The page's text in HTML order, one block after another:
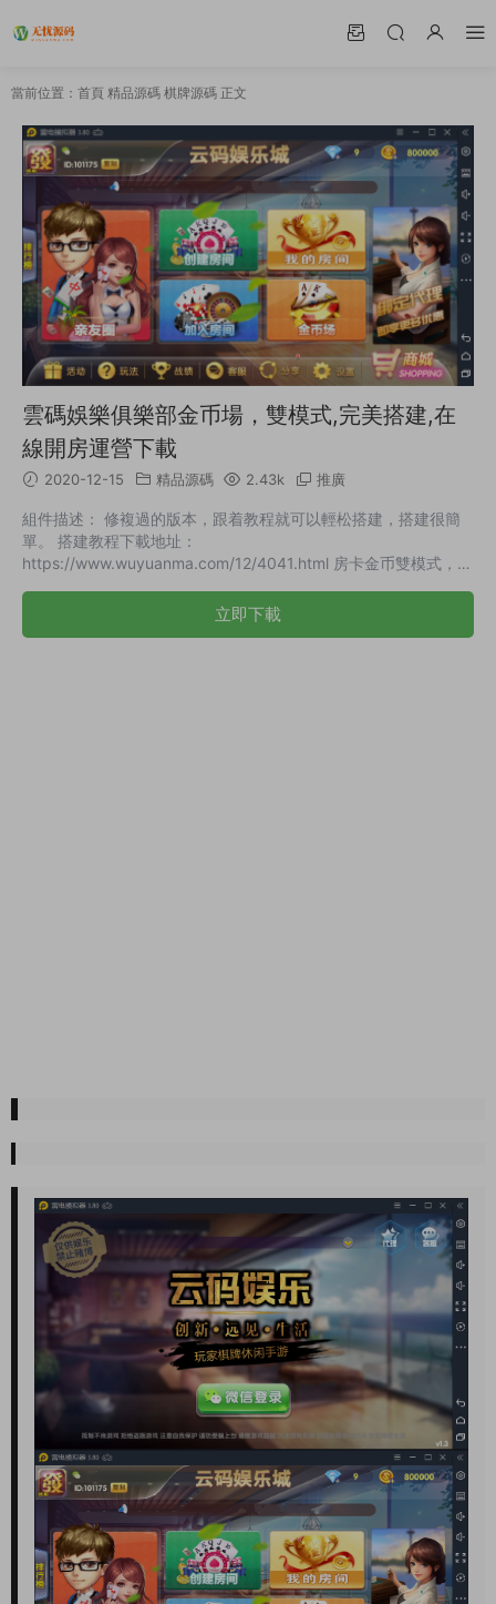
當前位置： 首頁 精品源碼 棋牌源碼 正文
雲碼娛樂俱樂部金币場，雙模式,完美搭建,在
線開房運營下載
2020-12-15 精品源碼 2.43k 推廣
組件描述： 修複過的版本，跟着教程就可以輕松搭建，搭建很簡
單。 搭建教程下載地址：
https://www.wuyuanma.com/12/4041.html 房卡金币雙模式，還
樂部模式，還是可以的。 演示截圖：
立即下載